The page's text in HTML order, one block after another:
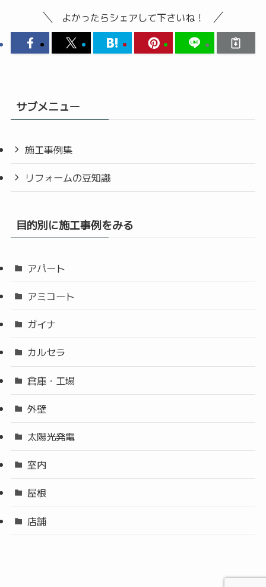
よかったらシェアして下さいね！
サブメニュー
施工事例集
リフォームの豆知識
目的別に施工事例をみる
アパート
アミコート
ガイナ
カルセラ
倉庫・工場
外壁
太陽光発電
室内
屋根
店舗